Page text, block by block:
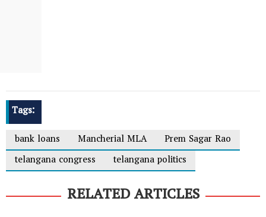
Tags:
bank loans
Mancherial MLA
Prem Sagar Rao
telangana congress
telangana politics
RELATED ARTICLES